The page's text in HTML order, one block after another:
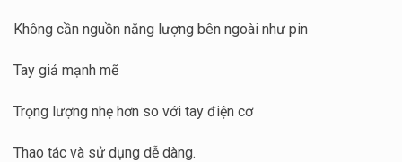
Không cần nguồn năng lượng bên ngoài như pin
Tay giả mạnh mẽ
Trọng lượng nhẹ hơn so với tay điện cơ
Thao tác và sử dụng dễ dàng.